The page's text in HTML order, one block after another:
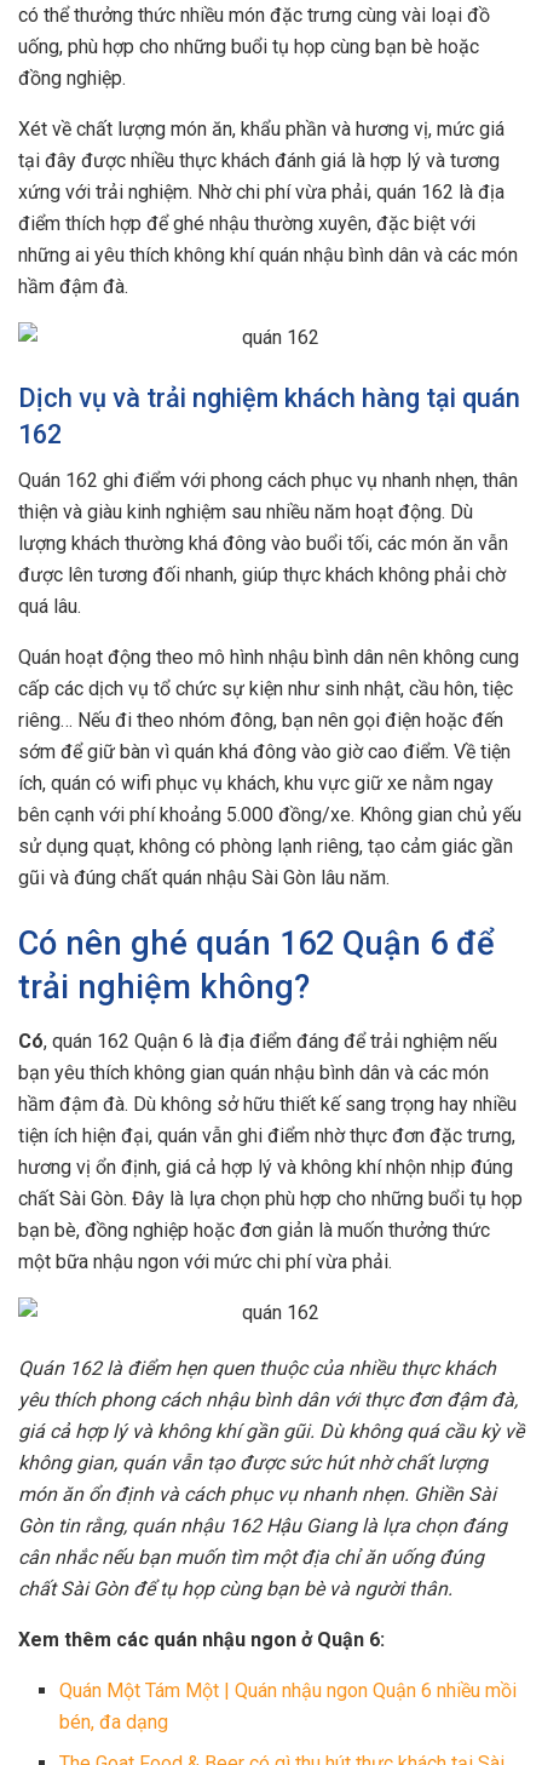
có thể thưởng thức nhiều món đặc trưng cùng vài loại đồ
uống, phù hợp cho những buổi tụ họp cùng bạn bè hoặc
đồng nghiệp.
Xét về chất lượng món ăn, khẩu phần và hương vị, mức giá
tại đây được nhiều thực khách đánh giá là hợp lý và tương
xứng với trải nghiệm. Nhờ chi phí vừa phải, quán 162 là địa
điểm thích hợp để ghé nhậu thường xuyên, đặc biệt với
những ai yêu thích không khí quán nhậu bình dân và các món
hầm đậm đà.
Dịch vụ và trải nghiệm khách hàng tại quán
162
Quán 162 ghi điểm với phong cách phục vụ nhanh nhẹn, thân
thiện và giàu kinh nghiệm sau nhiều năm hoạt động. Dù
lượng khách thường khá đông vào buổi tối, các món ăn vẫn
được lên tương đối nhanh, giúp thực khách không phải chờ
quá lâu.
Quán hoạt động theo mô hình nhậu bình dân nên không cung
cấp các dịch vụ tổ chức sự kiện như sinh nhật, cầu hôn, tiệc
riêng… Nếu đi theo nhóm đông, bạn nên gọi điện hoặc đến
sớm để giữ bàn vì quán khá đông vào giờ cao điểm. Về tiện
ích, quán có wifi phục vụ khách, khu vực giữ xe nằm ngay
bên cạnh với phí khoảng 5.000 đồng/xe. Không gian chủ yếu
sử dụng quạt, không có phòng lạnh riêng, tạo cảm giác gần
gũi và đúng chất quán nhậu Sài Gòn lâu năm.
Có nên ghé quán 162 Quận 6 để
trải nghiệm không?
Có, quán 162 Quận 6 là địa điểm đáng để trải nghiệm nếu
bạn yêu thích không gian quán nhậu bình dân và các món
hầm đậm đà. Dù không sở hữu thiết kế sang trọng hay nhiều
tiện ích hiện đại, quán vẫn ghi điểm nhờ thực đơn đặc trưng,
hương vị ổn định, giá cả hợp lý và không khí nhộn nhịp đúng
chất Sài Gòn. Đây là lựa chọn phù hợp cho những buổi tụ họp
bạn bè, đồng nghiệp hoặc đơn giản là muốn thưởng thức
một bữa nhậu ngon với mức chi phí vừa phải.
Quán 162 là điểm hẹn quen thuộc của nhiều thực khách
yêu thích phong cách nhậu bình dân với thực đơn đậm đà,
giá cả hợp lý và không khí gần gũi. Dù không quá cầu kỳ về
không gian, quán vẫn tạo được sức hút nhờ chất lượng
món ăn ổn định và cách phục vụ nhanh nhẹn. Ghiền Sài
Gòn tin rằng, quán nhậu 162 Hậu Giang là lựa chọn đáng
cân nhắc nếu bạn muốn tìm một địa chỉ ăn uống đúng
chất Sài Gòn để tụ họp cùng bạn bè và người thân.
Xem thêm các quán nhậu ngon ở Quận 6:
Quán Một Tám Một | Quán nhậu ngon Quận 6 nhiều mồi
bén, đa dạng